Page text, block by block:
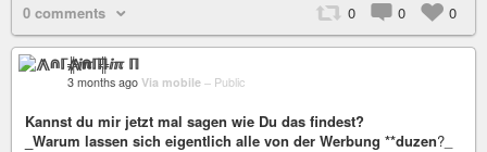
0 comments 0 0 0
⨇⋒ℾ╬ⅈℼ ℿ
3 months ago Via mobile – Public
Kannst du mir jetzt mal sagen wie Du das findest?
_Warum lassen sich eigentlich alle von der Werbung **duzen?_